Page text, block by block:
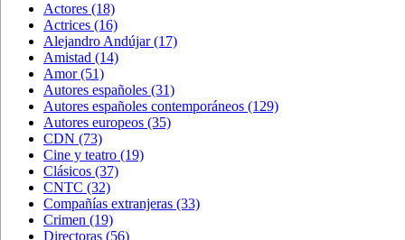
Actores (18)
Actrices (16)
Alejandro Andújar(17)
Amistad (14)
Amor(51)
Autores españoles (31)
Autores españoles contemporáneos (129)
Autores europeos (35)
CDN (73)
Cine y teatro (19)
Clásicos (37)
CNTC (32)
Compañías extranjeras (33)
Crimen (19)
Directoras (56)